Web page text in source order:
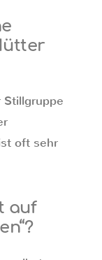
Stillgruppe
oft sehr
auf